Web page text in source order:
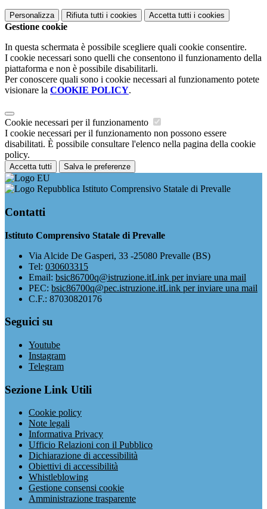
Personalizza Rifiuta tutti i cookies Accetta tutti i cookies
Gestione cookie
In questa schermata è possibile scegliere quali cookie consentire.
I cookie necessari sono quelli che consentono il funzionamento della
piattaforma e non è possibile disabilitarli.
Per conoscere quali sono i cookie necessari al funzionamento potete
visionare la COOKIE POLICY.
Cookie necessari per il funzionamento
I cookie necessari per il funzionamento non possono essere
disabilitati. È possibile consultare l'elenco nella pagina della cookie
policy.
Accetta tutti Salva le preferenze
Istituto Comprensivo Statale di Prevalle
Contatti
Istituto Comprensivo Statale di Prevalle
Via Alcide De Gasperi, 33 -25080 Prevalle (BS)
Tel: 030603315
Email: bsic86700q@istruzione.itLink per inviare una mail
PEC: bsic86700q@pec.istruzione.itLink per inviare una mail
C.F.: 87030820176
Seguici su
Youtube
Instagram
Telegram
Sezione Link Utili
Cookie policy
Note legali
Informativa Privacy
Ufficio Relazioni con il Pubblico
Dichiarazione di accessibilità
Obiettivi di accessibilità
Whistleblowing
Gestione consensi cookie
Amministrazione trasparente